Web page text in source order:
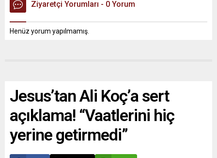
Ziyaretçi Yorumları - 0 Yorum
Henüz yorum yapılmamış.
Jesus’tan Ali Koç’a sert
açıklama! “Vaatlerini hiç
yerine getirmedi”